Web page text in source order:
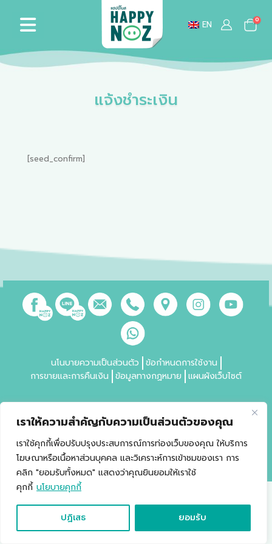
เราให้ความสำคัญกับความเป็นส่วนตัวของคุณ
เราใช้คุกกี้เพื่อปรับปรุงประสบการณ์การท่องเว็บของคุณ ให้บริการ
โฆษณาหรือเนื้อหาส่วนบุคคล และวิเคราะห์การเข้าชมของเรา การ
คลิก "ยอมรับทั้งหมด" แสดงว่าคุณยินยอมให้เราใช้
คุกกี้ นโยบายคุกกี้
ปฏิเสธ ยอมรับ
EN 0
แจ้งชำระเงิน
[seed_confirm]
นโนบายความเป็นส่วนตัว ข้อกำหนดการใช้งาน
การขายและการคืนเงิน ข้อมูลทางกฏหมาย แผนผังเว็บไซต์
*ควรระมัดระวังการใช้ในผู้ป่วย G6PD
Copyright © 2021 Happy Noz สงวนสิทธ์ทุกประการ